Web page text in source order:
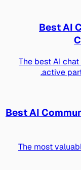
Best AI
The best AI
active
Best AI
The most